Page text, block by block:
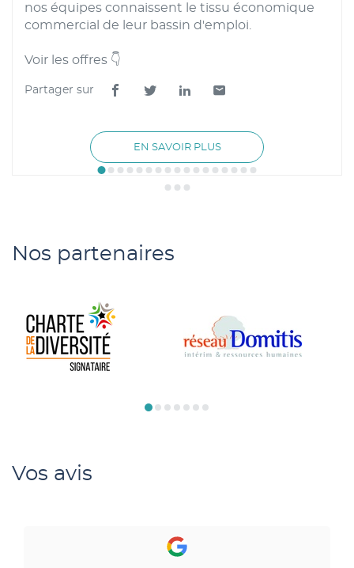
nos équipes connaissent le tissu économique
commercial de leur bassin d'emploi.
Voir les offres 👇
Partager sur
Lien
partage
vers
facebook
Lien
partage
vers
twitter
Lien
partage
vers
linkedin
Lien
partage
vers
email
EN SAVOIR PLUSÀ
PROPOS
DE
Nos partenaires
Vos avis